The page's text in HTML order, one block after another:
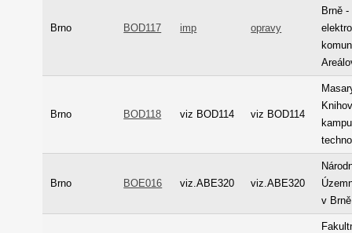
Brno BOD117 imp opravy
Brně
Brno BOD118 viz BOD114 viz BOD114
Brno BOE016 viz.ABE320 viz.ABE320
v